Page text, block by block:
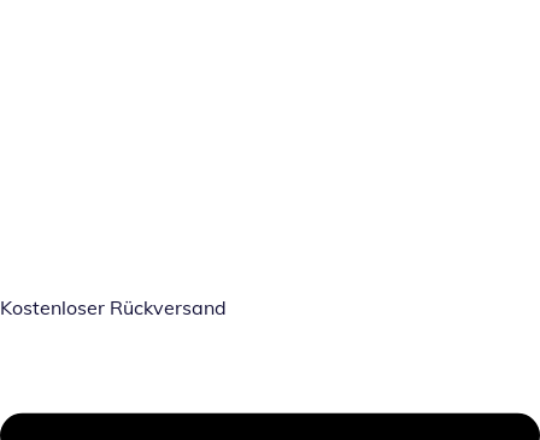
Kostenloser Rückversand